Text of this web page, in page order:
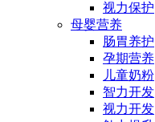
视力保护
母婴营养
肠胃养护
孕期营养
儿童奶粉
智力开发
视力开发